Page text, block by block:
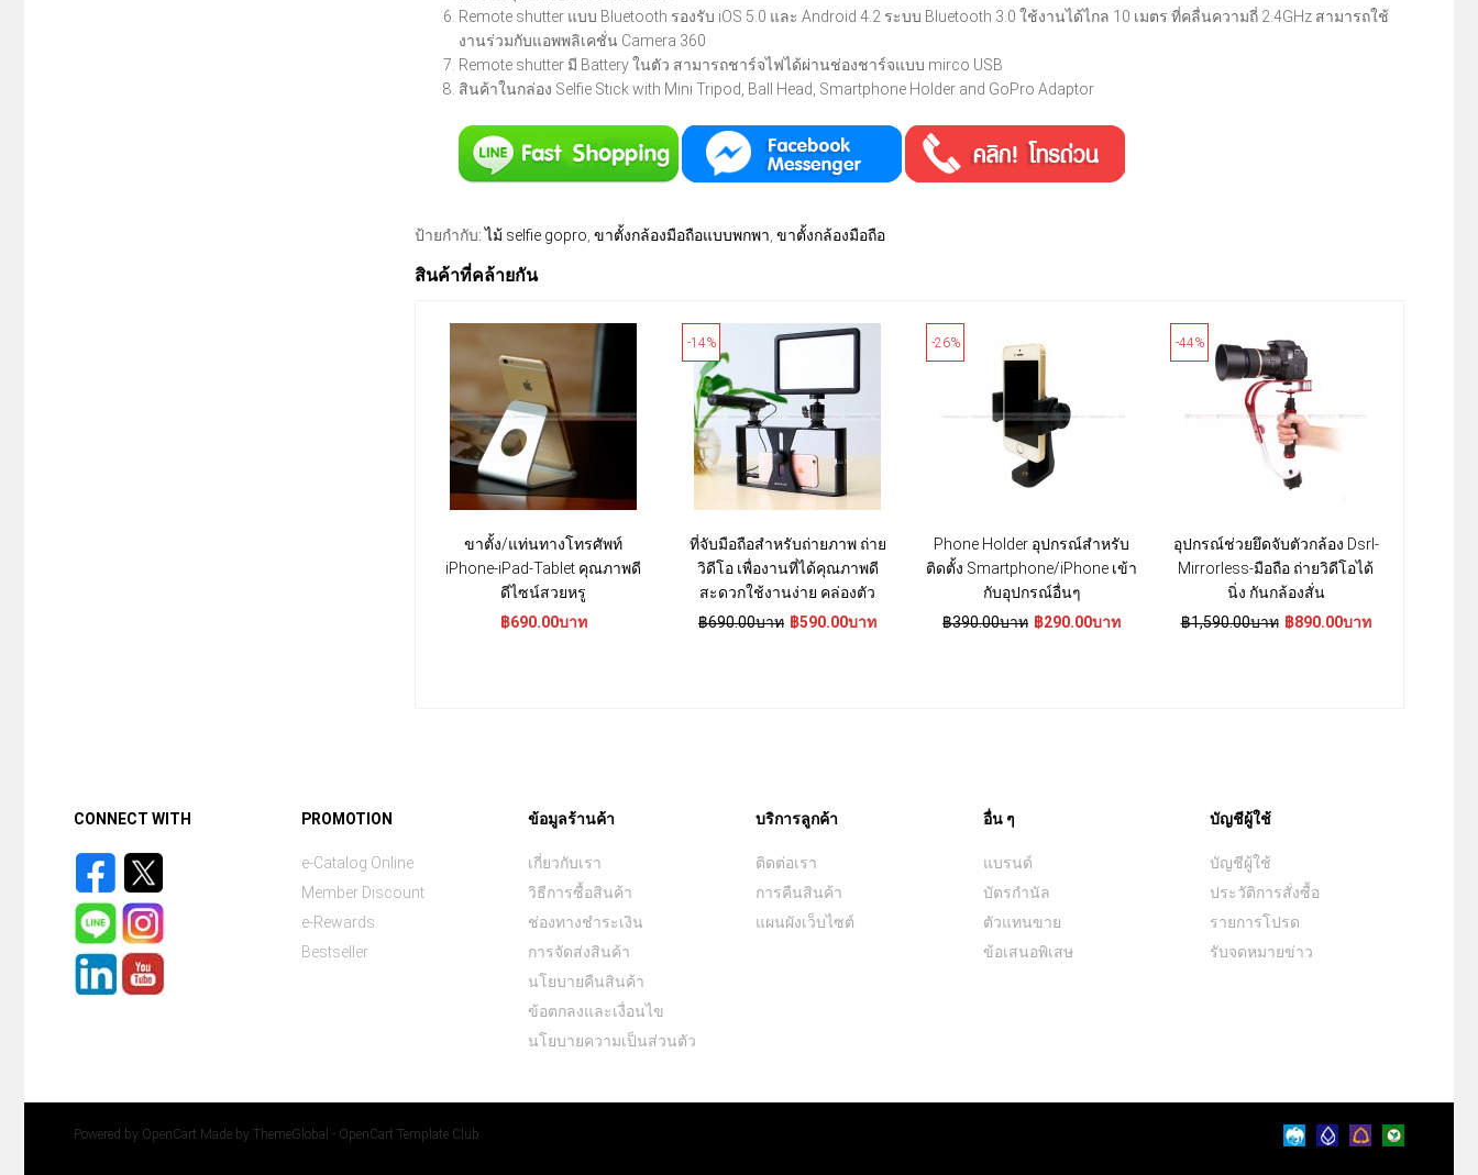
Remote shutter แบบ Bluetooth รองรับ iOS 5.0 และ Android 4.2 ระบบ Bluetooth 3.0 ใช้งานได้ไกล 10 เมตร ที่คลื่นความถี่ 2.4GHz สามารถใช้
งานร่วมกับแอพพลิเคชั่น Camera 360
Remote shutter มี Battery ในตัว สามารถชาร์จไฟได้ผ่านช่องชาร์จแบบ mirco USB
สินค้าในกล่อง Selfie Stick with Mini Tripod, Ball Head, Smartphone Holder and GoPro Adaptor
ป้ายกำกับ: ไม้ selfie gopro ขาตั้งกล้องมือถือแบบพกพา ขาตั้งกล้องมือถือ
สินค้าที่คล้ายกัน
ขาตั้ง/แท่นทางโทรศัพท์
iPhone-iPad-Tablet คุณภาพดี
ดีไซน์สวยหรู
฿690.00บาท
-14%
ที่จับมือถือสำหรับถ่ายภาพ ถ่าย
วิดีโอ เพื่องานที่ได้คุณภาพดี
สะดวกใช้งานง่าย คล่องตัว
฿690.00บาท ฿590.00บาท
-26%
Phone Holder อุปกรณ์สำหรับ
ติดตั้ง Smartphone/iPhone เข้า
กับอุปกรณ์อื่นๆ
฿390.00บาท ฿290.00บาท
-44%
อุปกรณ์ช่วยยึดจับตัวกล้อง Dsrl-
Mirrorless-มือถือ ถ่ายวิดีโอได้
นิ่ง กันกล้องสั่น
฿1,590.00บาท ฿890.00บาท
CONNECT WITH PROMOTION
e-Catalog Online
Member Discount
e-Rewards
Bestseller
ข้อมูลร้านค้า
เกี่ยวกับเรา
วิธีการซื้อสินค้า
ช่องทางชำระเงิน
การจัดส่งสินค้า
นโยบายคืนสินค้า
ข้อตกลงและเงื่อนไข
นโยบายความเป็นส่วนตัว
บริการลูกค้า
ติดต่อเรา
การคืนสินค้า
แผนผังเว็บไซต์
อื่น ๆ
แบรนด์
บัตรกำนัล
ตัวแทนขาย
ข้อเสนอพิเสษ
บัญชีผู้ใช้
บัญชีผู้ใช้
ประวัติการสั่งซื้อ
รายการโปรด
รับจดหมายข่าว
Powered by OpenCart Made by ThemeGlobal - OpenCart Template Club